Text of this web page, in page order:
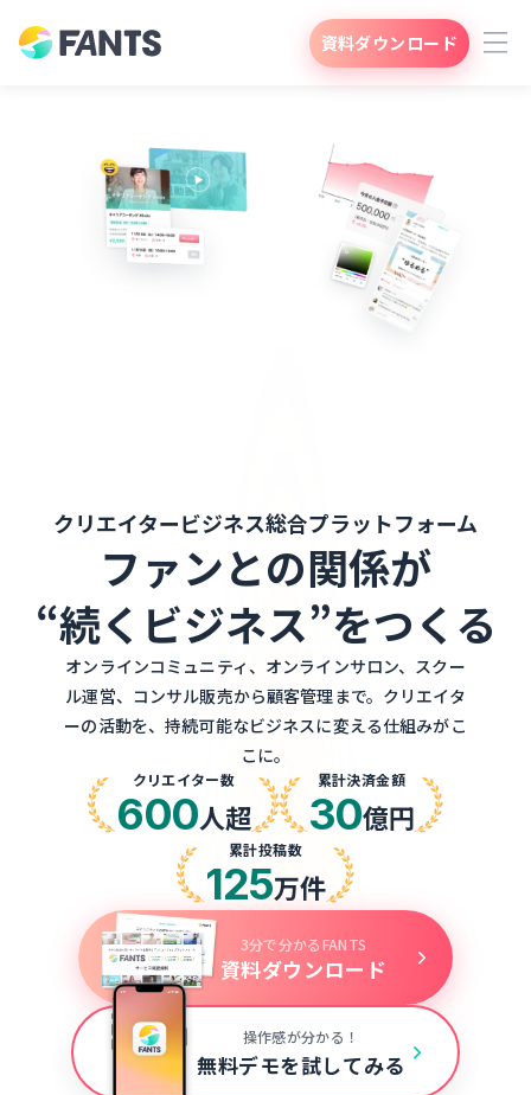
資料ダウンロード
クリエイタービジネス総合プラットフォーム
ファンとの関係が
“続くビジネス”をつくる
オンラインコミュニティ、オンラインサロン、スクー
ル運営、コンサル販売から顧客管理まで。クリエイタ
ーの活動を、持続可能なビジネスに変える仕組みがこ
こに。
クリエイター数
600人超
累計決済金額
30億円
累計投稿数
125万件
3分で分かるFANTS
資料ダウンロード
操作感が分かる！
無料デモを試してみる